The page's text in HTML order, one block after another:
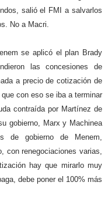
salió el FMI a salvarlos
No a Macri.
se aplicó el plan Brady
las concesiones de
a precio de cotización de
con eso se iba a terminar
contraída por Martínez de
gobierno, Marx y Machinea
de gobierno de Menem,
con renegociaciones varias,
hay que mirarlo muy
debe poner el 100% más